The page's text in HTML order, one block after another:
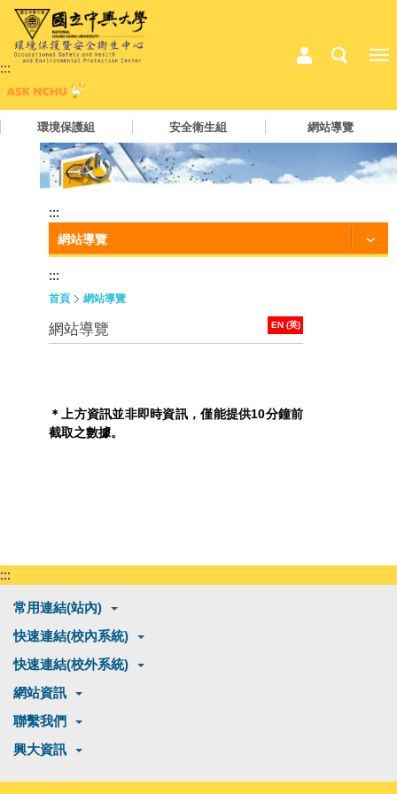
:::
環境保護組 安全衛生組 網站導覽
:::
網站導覽
:::
首頁 網站導覽
EN (英)
網站導覽
＊上方資訊並非即時資訊，僅能提供10分鐘前
截取之數據。
:::
常用連結(站內)
快速連結(校內系統)
快速連結(校外系統)
網站資訊
聯繫我們
興大資訊